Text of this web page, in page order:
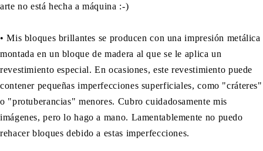
arte no está hecha a máquina :-)
• Mis bloques brillantes se producen con una impresión metálica
montada en un bloque de madera al que se le aplica un
revestimiento especial. En ocasiones, este revestimiento puede
contener pequeñas imperfecciones superficiales, como "cráteres"
o "protuberancias" menores. Cubro cuidadosamente mis
imágenes, pero lo hago a mano. Lamentablemente no puedo
rehacer bloques debido a estas imperfecciones.